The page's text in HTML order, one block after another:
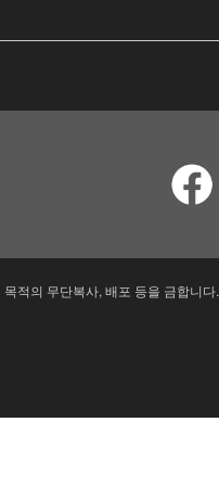
적의 무단복사, 배포 등을 금합니다.